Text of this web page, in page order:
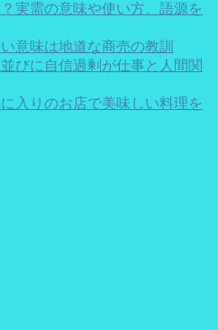
実需の意味や使い方、語源を
意味は地道な商売の教訓
びに自信過剰が仕事と人間関
入りのお店で美味しい料理を